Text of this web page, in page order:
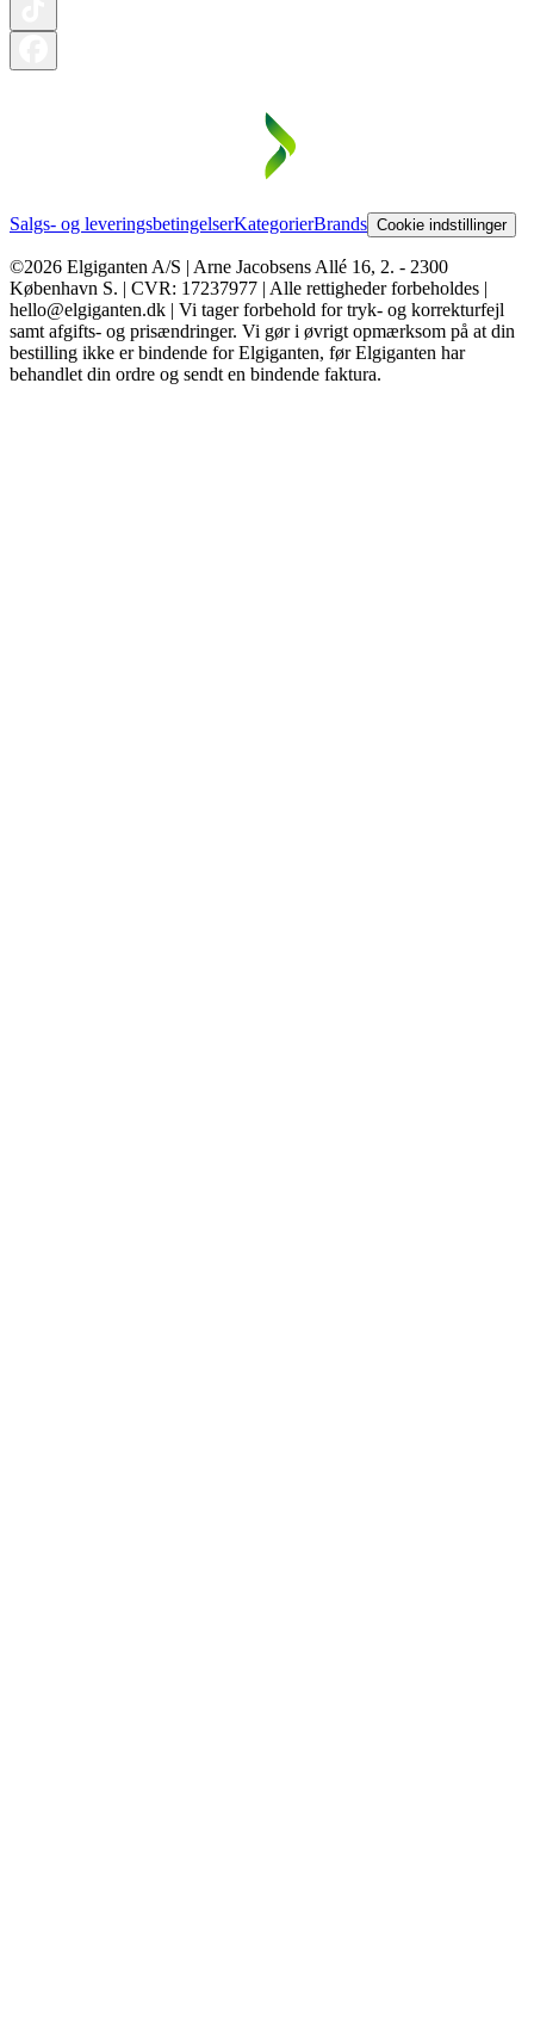
Salgs- og leveringsbetingelserKategorierBrands Cookie indstillinger
©2026 Elgiganten A/S | Arne Jacobsens Allé 16, 2. - 2300
København S. | CVR: 17237977 | Alle rettigheder forbeholdes |
hello@elgiganten.dk | Vi tager forbehold for tryk- og korrekturfejl
samt afgifts- og prisændringer. Vi gør i øvrigt opmærksom på at din
bestilling ikke er bindende for Elgiganten, før Elgiganten har
behandlet din ordre og sendt en bindende faktura.